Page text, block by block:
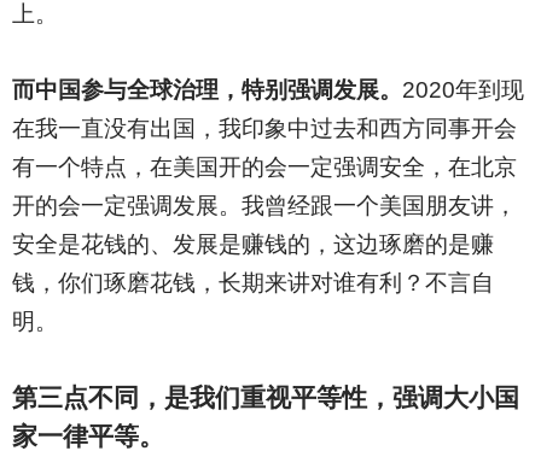
上。
而中国参与全球治理，特别强调发展。 2020年到现
在我一直没有出国，我印象中过去和西方同事开会
有一个特点，在美国开的会一定强调安全，在北京
开的会一定强调发展。我曾经跟一个美国朋友讲，
安全是花钱的、发展是赚钱的，这边琢磨的是赚
钱，你们琢磨花钱，长期来讲对谁有利？不言自
明。
第三点不同，是我们重视平等性，强调大小国
家一律平等。